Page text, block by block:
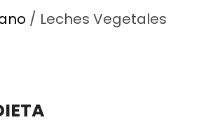
/ Leches Vegetales